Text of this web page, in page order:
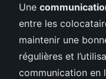
Une
entre les
maintenir une
régulières et
communication en